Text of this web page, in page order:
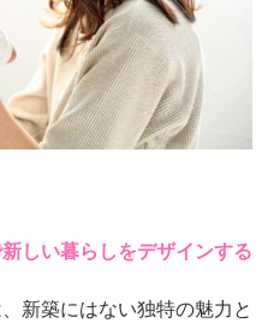
しい暮らしをデザインする
新築にはない独特の魅力と